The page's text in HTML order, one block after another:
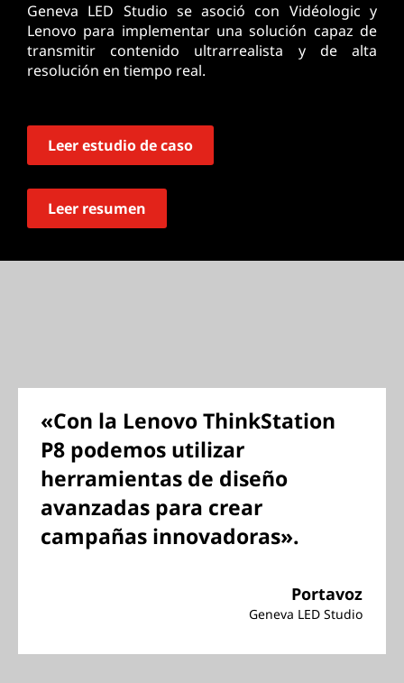
Geneva LED Studio se asoció con Vidéologic y
Lenovo para implementar una solución capaz de
transmitir contenido ultrarrealista y de alta
resolución en tiempo real.
Leer estudio de caso
Leer resumen
«Con la Lenovo ThinkStation
P8 podemos utilizar
herramientas de diseño
avanzadas para crear
campañas innovadoras».
Portavoz
Geneva LED Studio